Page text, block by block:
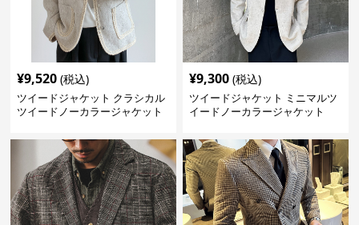
¥9,520 (税込)
ツイードジャケット クラシカル
ツイードノーカラージャケット
¥9,300 (税込)
ツイードジャケット ミニマルツ
イードノーカラージャケット